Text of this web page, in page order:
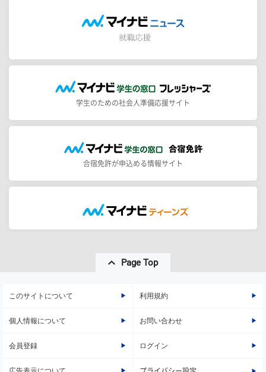
学生のための社会人準備応援サイト
合宿免許が申込める情報サイト
Page Top
このサイトについて 利用規約
個人情報について お問い合わせ
会員登録 ログイン